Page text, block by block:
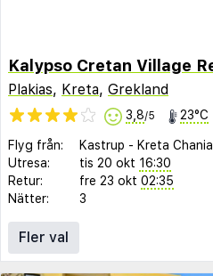
Plakias, Kreta, Grekland
3,8/5 23°C
Flyg från: Kastrup - Kreta Chania
Utresa:
tis 20 okt 16:30
Retur:
fre 23 okt 02:35
Nätter:
3
Fler val